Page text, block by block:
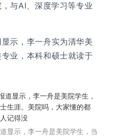
与AI、深度学习等专业
示，李一舟实为清华美
业，本科和硕士就读于
显示，李一舟是美院学生，当